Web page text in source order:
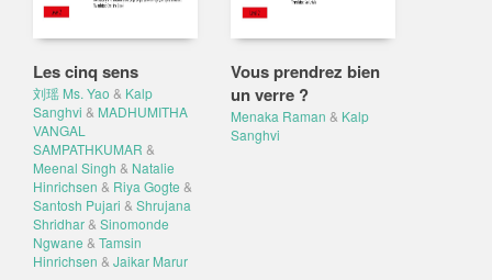
Les cinq sens
刘瑶 Ms. Yao & Kalp
Sanghvi & MADHUMITHA
VANGAL
SAMPATHKUMAR &
Meenal Singh & Natalie
Hinrichsen & Riya Gogte &
Santosh Pujari & Shrujana
Shridhar& Sinomonde
Ngwane & Tamsin
Hinrichsen & Jaikar Marur
Vous prendrez bien
un verre ?
Menaka Raman & Kalp
Sanghvi